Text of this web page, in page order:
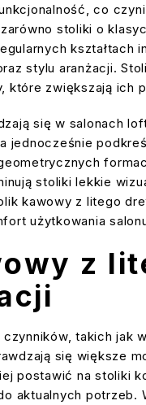
co
stoliki o
kształtach
stylu aranżacji.
zwiększają ich
się w salonach
stoliki lekkie
kawowy z litego
użytkowania
z
takich jak
się większe
postawić na stoliki
aktualnych